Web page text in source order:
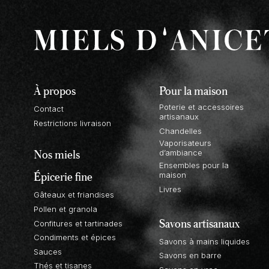
À propos
Contact
Restrictions livraison
Nos miels
Épicerie fine
Gâteaux et friandises
Pollen et granola
Confitures et tartinades
Condiments et épices
Sauces
Thés et tisanes
Pour la maison
Poterie et accessoires
artisanaux
Chandelles
Vaporisateurs
d’ambiance
Ensembles pour la
maison
Livres
Savons artisanaux
Savons à mains liquides
Savons en barre